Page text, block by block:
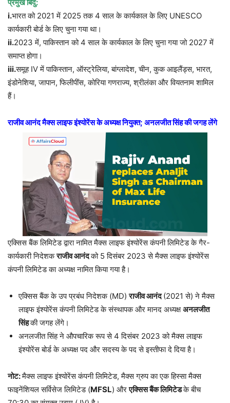
प्रमुख बिंदु:
i.भारत को 2021 में 2025 तक 4 साल के कार्यकाल के लिए UNESCO
कार्यकारी बोर्ड के लिए चुना गया था।
ii.2023 में, पाकिस्तान को 4 साल के कार्यकाल के लिए चुना गया जो 2027 में
समाप्त होगा।
iii.समूह IV में पाकिस्तान, ऑस्ट्रेलिया, बांग्लादेश, चीन, कुक आइलैंड्स, भारत,
इंडोनेशिया, जापान, फिलीपींस, कोरिया गणराज्य, श्रीलंका और वियतनाम शामिल
हैं।
राजीव आनंद मैक्स लाइफ इंश्योरेंस के अध्यक्ष नियुक्त; अनलजीत सिंह की जगह लेंगे
एक्सिस बैंक लिमिटेड द्वारा नामित मैक्स लाइफ इंश्योरेंस कंपनी लिमिटेड के गैर-
कार्यकारी निदेशकराजीव आनंदको 5 दिसंबर 2023 से मैक्स लाइफ इंश्योरेंस
कंपनी लिमिटेड का अध्यक्ष नामित किया गया है।
एक्सिस बैंक के उप प्रबंध निदेशक (MD)राजीव आनंद (2021 से) ने मैक्स
लाइफ इंश्योरेंस कंपनी लिमिटेड के संस्थापक और मानद अध्यक्षअनलजीत
सिंहकी जगह लेंगे।
अनलजीत सिंह ने औपचारिक रूप से 4 दिसंबर 2023 को मैक्स लाइफ
इंश्योरेंस बोर्ड के अध्यक्ष पद और सदस्य के पद से इस्तीफा दे दिया है।
नोट:मैक्स लाइफ इंश्योरेंस कंपनी लिमिटेड, मैक्स ग्रुप का एक हिस्सा मैक्स
फाइनेंशियल सर्विसेज लिमिटेड (MFSL) औरएक्सिस बैंक लिमिटेडके बीच